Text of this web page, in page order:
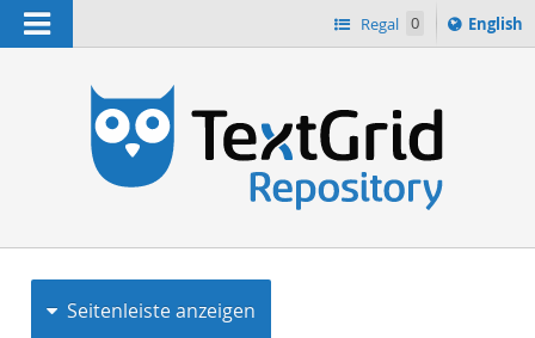
Navigation Regal 0
Switch
English
Seitenleiste anzeigen